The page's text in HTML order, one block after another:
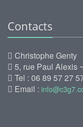
Contacts
Christophe Genty
5, rue Paul Alexis
Tel : 06 89 57 27
Email :